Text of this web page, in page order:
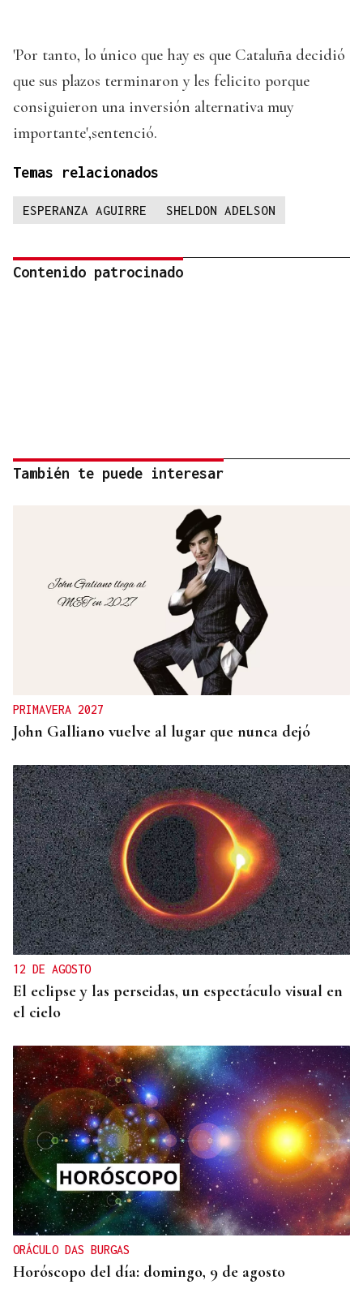
'Por tanto, lo único que hay es que Cataluña decidió
que sus plazos terminaron y les felicito porque
consiguieron una inversión alternativa muy
importante',sentenció.
Temas relacionados
ESPERANZA AGUIRRE SHELDON ADELSON
Contenido patrocinado
También te puede interesar
PRIMAVERA 2027
John Galliano vuelve al lugar que nunca dejó
12 DE AGOSTO
El eclipse y las perseidas, un espectáculo visual en
el cielo
ORÁCULO DAS BURGAS
Horóscopo del día: domingo, 9 de agosto